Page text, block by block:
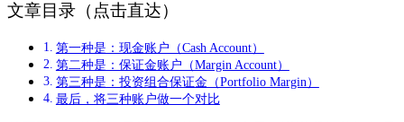
文章目录（点击直达）
第一种是：现金账户（Cash Account）
第二种是：保证金账户（Margin Account）
第三种是：投资组合保证金（Portfolio Margin）
最后，将三种账户做一个对比